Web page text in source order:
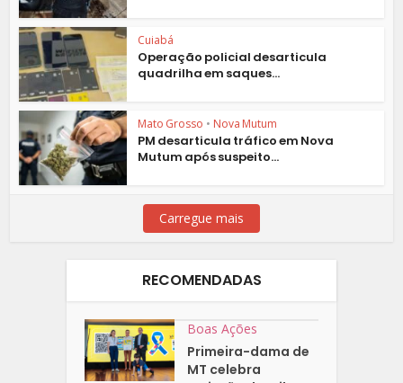
Cuiabá
Operação policial desarticula
quadrilha em saques...
Mato Grosso • Nova Mutum
PM desarticula tráfico em Nova
Mutum após suspeito...
Carregue mais
RECOMENDADAS
Boas Ações
Primeira-dama de
MT celebra